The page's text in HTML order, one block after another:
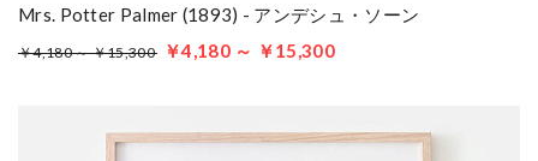
Mrs. Potter Palmer (1893) - アンデシュ・ソーン
￥4,180 ～ ￥15,300 ￥4,180 ～ ￥15,300